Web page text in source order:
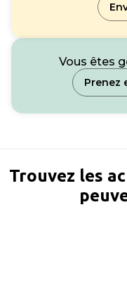
Vous êtes
Prenez
Trouvez les